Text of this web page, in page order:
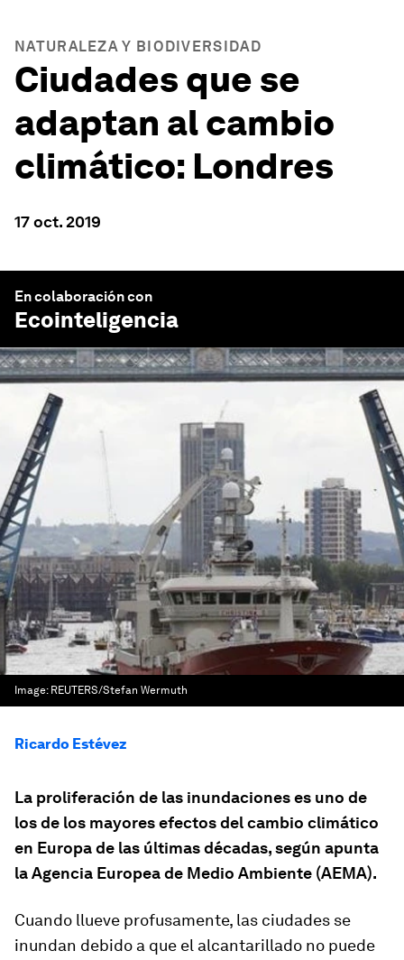
NATURALEZA Y BIODIVERSIDAD
Ciudades que se
adaptan al cambio
climático: Londres
17 oct. 2019
En colaboración con
Ecointeligencia
Image: REUTERS/Stefan Wermuth
Ricardo Estévez
La proliferación de las inundaciones es uno de
los de los mayores efectos del cambio climático
en Europa de las últimas décadas, según apunta
la Agencia Europea de Medio Ambiente (AEMA).
Cuando llueve profusamente, las ciudades se
inundan debido a que el alcantarillado no puede